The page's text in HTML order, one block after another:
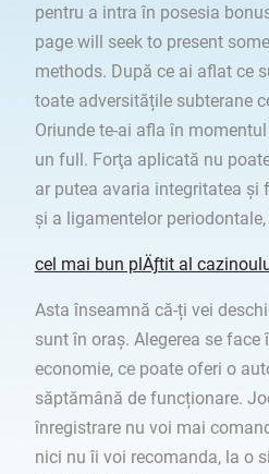
pentru a intra în posesia
page will seek to present
methods. După ce ai aflat ce
toate adversitățile subterane
Oriunde te-ai afla în
un full. Forţa aplicată nu
ar putea avaria integritatea
şi a ligamentelor
cel mai bun plÄƒtit al
Asta înseamnă că-ți vei
sunt în oraș. Alegerea se face
economie, ce poate oferi o
săptămână de funcționare.
înregistrare nu voi mai
nici nu îi voi recomanda, la o